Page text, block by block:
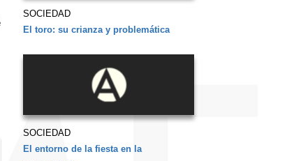
SOCIEDAD
El toro: su crianza y problemática
SOCIEDAD
El entorno de la fiesta en la